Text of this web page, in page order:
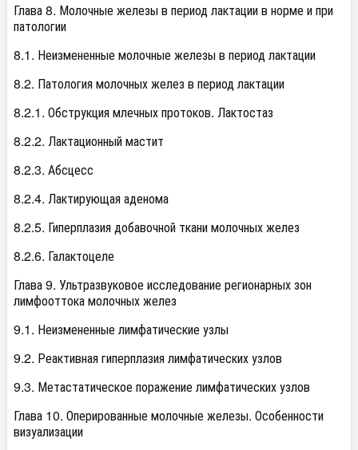
Глава 8. Молочные железы в период лактации в норме и при
патологии
8.1. Неизмененные молочные железы в период лактации
8.2. Патология молочных желез в период лактации
8.2.1. Обструкция млечных протоков. Лактостаз
8.2.2. Лактационный мастит
8.2.3. Абсцесс
8.2.4. Лактирующая аденома
8.2.5. Гиперплазия добавочной ткани молочных желез
8.2.6. Галактоцеле
Глава 9. Ультразвуковое исследование регионарных зон
лимфооттока молочных желез
9.1. Неизмененные лимфатические узлы
9.2. Реактивная гиперплазия лимфатических узлов
9.3. Метастатическое поражение лимфатических узлов
Глава 10. Оперированные молочные железы. Особенности
визуализации